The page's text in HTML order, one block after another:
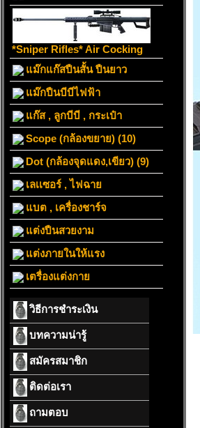
*Sniper Rifles* Air Cocking
แม๊กแก๊สปืนสั้น ปืนยาว
แม๊กปืนบีบีไฟฟ้า
แก๊ส , ลูกบีบี , กระเป๋า
Scope (กล้องขยาย) (10)
Dot (กล้องจุดแดง,เขียว) (9)
เลเเซอร์ , ไฟฉาย
แบต , เครื่องชาร์จ
แต่งปืนสวยงาม
แต่งภายในให้แรง
เตรื่องแต่งกาย
วิธีการชำระเงิน
บทความน่ารู้
สมัครสมาชิก
ติดต่อเรา
ถามตอบ